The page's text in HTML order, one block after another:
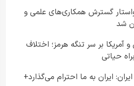
گسترش همکاری‌های علمی و
شد
و آمریکا بر سر تنگه هرمز؛ اختلاف
حیاتی
ایران به ما احترام می‌گذارد+